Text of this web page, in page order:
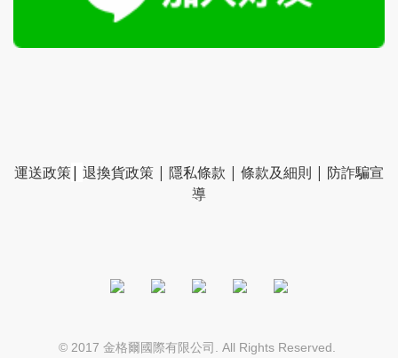
運送政策| 退換貨政策 | 隱私條款 | 條款及細則 | 防詐騙宣
導
© 2017 金格爾國際有限公司 . All Rights Reserved.